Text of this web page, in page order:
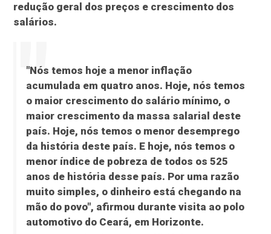
redução geral dos preços e crescimento dos
salários.
"Nós temos hoje a menor inflação
acumulada em quatro anos. Hoje, nós temos
o maior crescimento do salário mínimo, o
maior crescimento da massa salarial deste
país. Hoje, nós temos o menor desemprego
da história deste país. E hoje, nós temos o
menor índice de pobreza de todos os 525
anos de história desse país. Por uma razão
muito simples, o dinheiro está chegando na
mão do povo", afirmou durante visita ao polo
automotivo do Ceará, em Horizonte.